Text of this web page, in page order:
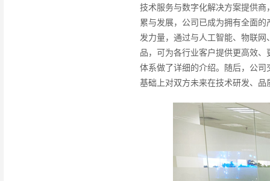
技术服务与数字化解决方案提供
累与发展，公司已成为拥有全面
发力量，通过与人工智能、物联
品，可为各行业客户提供更高效
体系做了详细的介绍。随后，公
基础上对双方未来在技术研发、